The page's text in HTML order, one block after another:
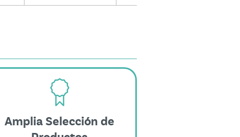
Amplia Selección de